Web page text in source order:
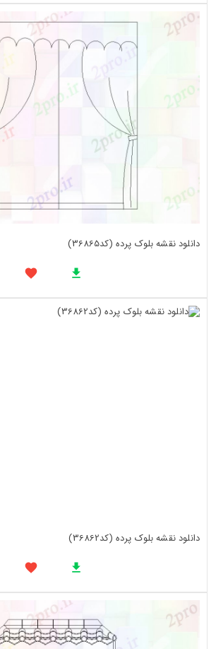
دانلود نقشه بلوک پرده (کد36865)
دانلود نقشه بلوک پرده (کد36862)